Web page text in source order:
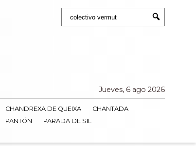
Submit
Jueves, 6 ago 2026
CHANDREXA DE QUEIXA
CHANTADA
PANTÓN
PARADA DE SIL